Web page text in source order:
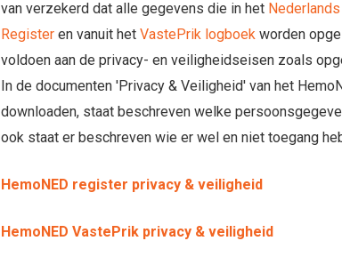
van verzekerd dat alle gegevens die in het
Registeren vanuit het VastePrik logboek worden
voldoen aan de privacy- en veiligheidseisen zoals
In de documenten 'Privacy & Veiligheid' van het
downloaden, staat beschreven welke
ook staat er beschreven wie er wel en niet toegang
HemoNED register privacy & veiligheid
HemoNED VastePrik privacy & veiligheid